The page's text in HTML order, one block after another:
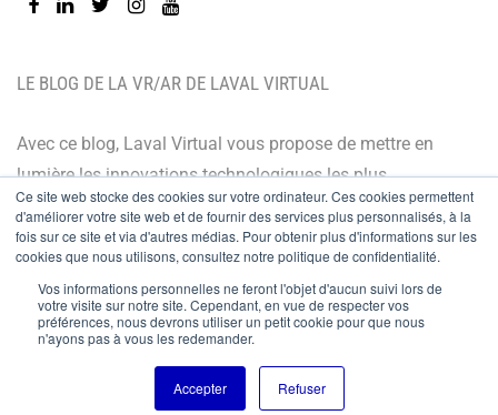
Ce site web stocke des cookies sur votre ordinateur. Ces cookies permettent
d'améliorer votre site web et de fournir des services plus personnalisés, à la
fois sur ce site et via d'autres médias. Pour obtenir plus d'informations sur les
cookies que nous utilisons, consultez notre politique de confidentialité.
Vos informations personnelles ne feront l'objet d'aucun suivi lors de
votre visite sur notre site. Cependant, en vue de respecter vos
préférences, nous devrons utiliser un petit cookie pour que nous
n'ayons pas à vous les redemander.
Accepter Refuser
LE BLOG DE LA VR/AR DE LAVAL VIRTUAL
Avec ce blog, Laval Virtual vous propose de mettre en
lumière les innovations technologiques les plus
récentes et les dernières tendances. Orienté BtoB, le
blog de Laval Virtual s’adresse à tous ceux qui désirent
mieux comprendre et mieux maîtriser les technologies
immersives, les intégrer à leur chaîne de valeur ou
encore anticiper leurs évolutions.